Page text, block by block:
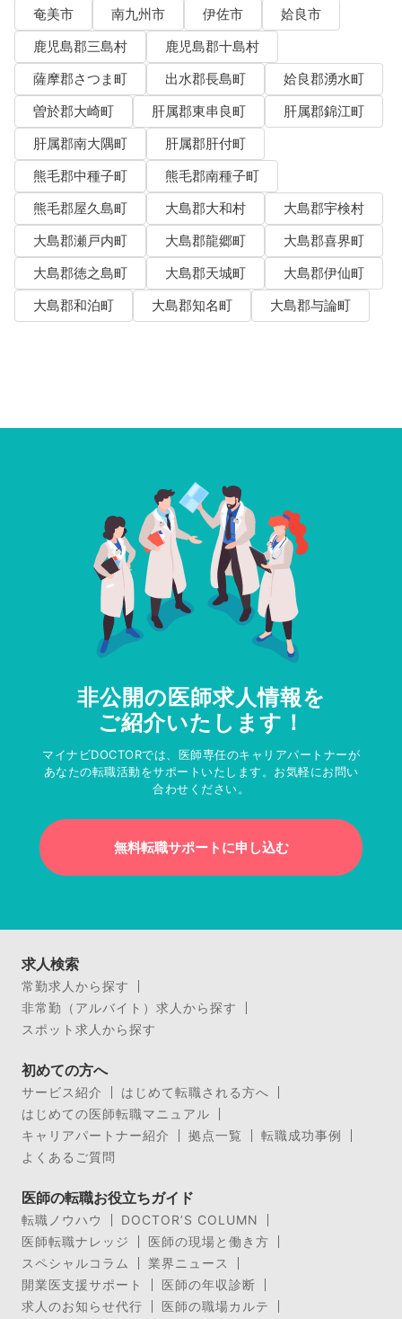
奄美市
南九州市 伊佐市
姶良市
鹿児島郡三島村
鹿児島郡十島村
薩摩郡さつま町
出水郡長島町
姶良郡湧水町
曽於郡大崎町
肝属郡東串良町
肝属郡錦江町
肝属郡南大隅町
肝属郡肝付町
熊毛郡中種子町
熊毛郡南種子町
熊毛郡屋久島町
大島郡大和村
大島郡宇検村
大島郡瀬戸内町
大島郡龍郷町
大島郡喜界町
大島郡徳之島町
大島郡天城町
大島郡伊仙町
大島郡和泊町
大島郡知名町 大島郡与論町
非公開の医師求人情報を
ご紹介いたします！
マイナビDOCTORでは、医師専任のキャリアパートナーが
あなたの転職活動をサポートいたします。お気軽にお問い
合わせください。
無料転職サポートに申し込む
求人検索
常勤求人から探す
非常勤（アルバイト）求人から探す
スポット求人から探す
初めての方へ
サービス紹介
はじめて転職される方へ
はじめての医師転職マニュアル
キャリアパートナー紹介
拠点一覧
転職成功事例
よくあるご質問
医師の転職お役立ちガイド
転職ノウハウ
DOCTOR’S COLUMN
医師転職ナレッジ
医師の現場と働き方
スペシャルコラム
業界ニュース
開業医支援サポート
医師の年収診断
求人のお知らせ代行
医師の職場カルテ